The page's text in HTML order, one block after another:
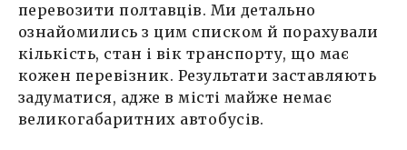
перевозити полтавців. Ми детально
ознайомились з цим списком й порахували
кількість, стан і вік транспорту, що має
кожен перевізник. Результати заставляють
задуматися, адже в місті майже немає
великогабаритних автобусів.